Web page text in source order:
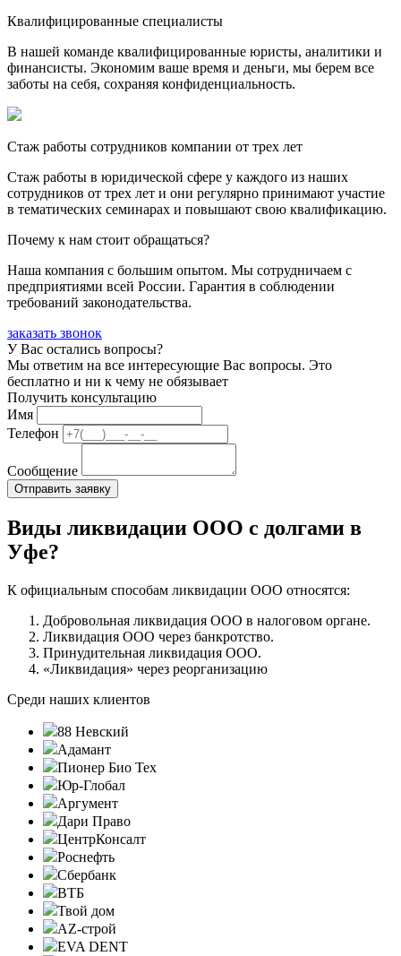
Квалифицированные специалисты
В нашей команде квалифицированные юристы, аналитики и
финансисты. Экономим ваше время и деньги, мы берем все
заботы на себя, сохраняя конфиденциальность.
Стаж работы сотрудников компании от трех лет
Стаж работы в юридической сфере у каждого из наших
сотрудников от трех лет и они регулярно принимают участие
в тематических семинарах и повышают свою квалификацию.
Почему к нам стоит обращаться?
Наша компания с большим опытом. Мы сотрудничаем с
предприятиями всей России. Гарантия в соблюдении
требований законодательства.
заказать звонок
У Вас остались вопросы?
Мы ответим на все интересующие Вас вопросы. Это
бесплатно и ни к чему не обязывает
Получить консультацию
Имя
Телефон
Сообщение
Виды ликвидации ООО с долгами в
Уфе?
К официальным способам ликвидации ООО относятся:
Добровольная ликвидация ООО в налоговом органе.
Ликвидация ООО через банкротство.
Принудительная ликвидация ООО.
«Ликвидация» через реорганизацию
Среди наших клиентов
88 Невский
Адамант
Пионер Био Тех
Юр-Глобал
Аргумент
Дари Право
ЦентрКонсалт
Роснефть
Сбербанк
ВТБ
Твой дом
AZ-строй
EVA DENT